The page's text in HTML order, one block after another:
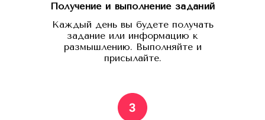
Получение и выполнение заданий
Каждый день вы будете получать
задание или информацию к
размышлению. Выполняйте и
присылайте.